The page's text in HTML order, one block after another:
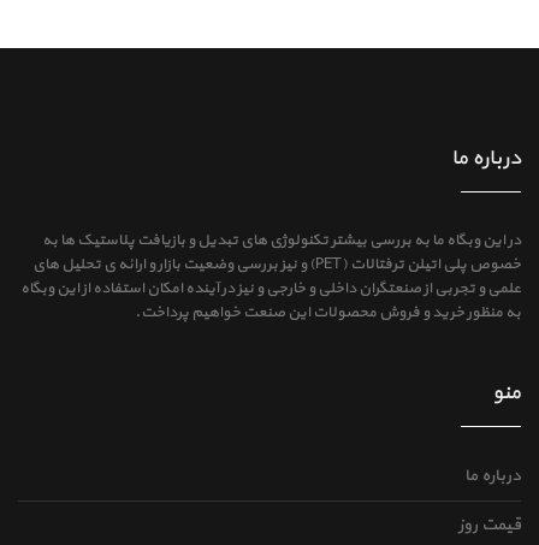
درباره ما
در این وبگاه ما به بررسی بیشتر تکنولوژی های تبدیل و بازیافت پلاستیک ها به
خصوص پلی اتیلن ترفتالات (PET) و نیز بررسی وضعیت بازار و ارائه ی تحلیل های
علمی و تجربی از صنعتگران داخلی و خارجی و نیز در آینده امکان استفاده از این وبگاه
به منظور خرید و فروش محصولات این صنعت خواهیم پرداخت.
منو
درباره ما
قیمت روز